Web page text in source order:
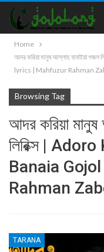
Home
আদর করিয়া মানুষ আল্লাহ বানাইয়া
lyrics | Mahfuzur Rahman
Browsing Tag
আদর করিয়া
লিরিক্স |
Banaia
Rahman
TARANA